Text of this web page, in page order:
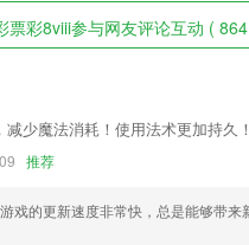
软件特色
能在线上查看历史签约记录;
，它会被触发并照亮你的周围。
课程,帮助新手爸妈快速扫平带娃认
期很难找到；
票彩8viii参与网友评论互动 (
少魔法消耗！使用法术更加持久！
推荐
游戏的更新速度非常快，总是能够带来